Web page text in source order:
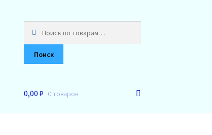
Поиск
0,00 ₽ 0 товаров